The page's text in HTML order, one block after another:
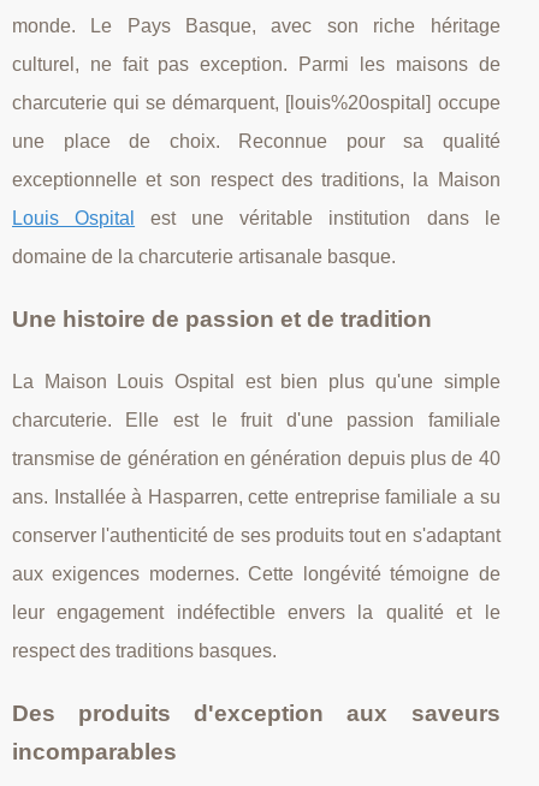
monde. Le Pays Basque, avec son riche héritage
culturel, ne fait pas exception. Parmi les maisons de
charcuterie qui se démarquent, [louis%20ospital] occupe
une place de choix. Reconnue pour sa qualité
exceptionnelle et son respect des traditions, la Maison
Louis Ospital
est une véritable institution dans le
domaine de la charcuterie artisanale basque.
Une histoire de passion et de tradition
La Maison Louis Ospital est bien plus qu'une simple
charcuterie. Elle est le fruit d'une passion familiale
transmise de génération en génération depuis plus de 40
ans. Installée à Hasparren, cette entreprise familiale a su
conserver l'authenticité de ses produits tout en s'adaptant
aux exigences modernes. Cette longévité témoigne de
leur engagement indéfectible envers la qualité et le
respect des traditions basques.
Des produits d'exception aux saveurs
incomparables